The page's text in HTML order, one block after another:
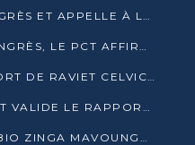
LE PCT OUVRE SON 6ᵉ CONGRÈS ET APPELLE À LA CANDIDATURE DE DENIS SASSOU NGUESSO
À TROIS JOURS DE SON CONGRÈS, LE PCT AFFIRME AVOIR ATTEINT TOUS SES OBJECTIFS
CE QUE L’ON SAIT DE LA MORT DE RAVIET CELVIC N’TSIANTSIE
LE COMITÉ CENTRAL DU PCT VALIDE LE RAPPORT DU CONGRÈS ET SOUTIENT DENIS SASSOU N’GUESSO
PRÉSIDENTIELLE 2026 : MABIO ZINGA MAVOUNGOU DÉCLARE SA CANDIDATURE ET CHARGE LE BILAN DU PCT